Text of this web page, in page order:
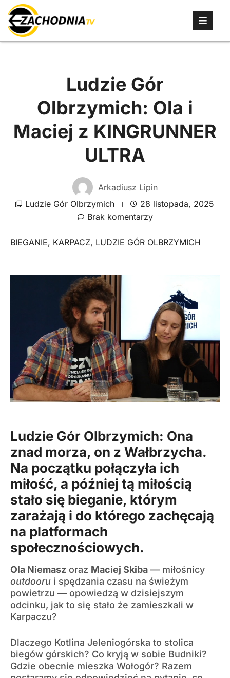
Ludzie Gór
Olbrzymich: Ola i
Maciej z KINGRUNNER
ULTRA
Arkadiusz Lipin
Ludzie Gór Olbrzymich
28 listopada, 2025
Brak komentarzy
BIEGANIE, KARPACZ, LUDZIE GÓR OLBRZYMICH
Ludzie Gór Olbrzymich: Ona
znad morza, on z Wałbrzycha.
Na początku połączyła ich
miłość, a później tą miłością
stało się bieganie, którym
zarażają i do którego zachęcają
na platformach
społecznościowych.
Ola Niemasz oraz Maciej Skiba — miłośnicy
outdooru i spędzania czasu na świeżym
powietrzu — opowiedzą w dzisiejszym
odcinku, jak to się stało że zamieszkali w
Karpaczu?
Dlaczego Kotlina Jeleniogórska to stolica
biegów górskich? Co kryją w sobie Budniki?
Gdzie obecnie mieszka Wołogór? Razem